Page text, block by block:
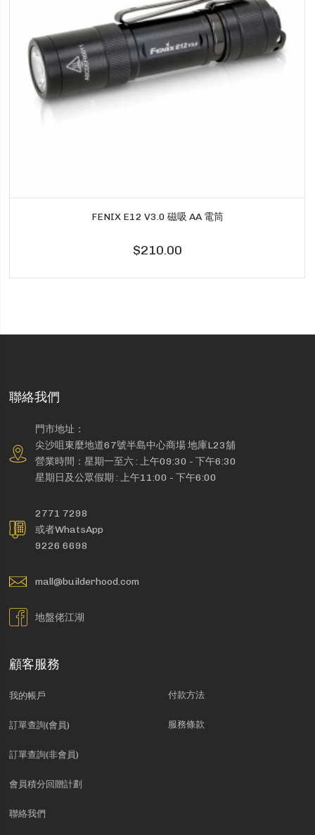
FENIX E12 V3.0 磁吸 AA 電筒
$210.00
聯絡我們
門市地址：
尖沙咀東麼地道67號半島中心商場 地庫L23舖
營業時間：星期一至六 : 上午09:30 - 下午6:30
星期日及公眾假期 : 上午11:00 - 下午6:00
2771 7298
或者WhatsApp
9226 6698
mall@builderhood.com
地盤佬江湖
顧客服務
我的帳戶
訂單查詢(會員)
訂單查詢(非會員)
會員積分回贈計劃
聯絡我們
付款方法
服務條款